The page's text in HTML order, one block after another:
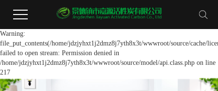
Warning:
file_put_contents(/home/jdzjyhxt1j2dmz8j7yth8x3t/wwwroot/source/cache/
failed to open stream: Permission denied in
/home/jdzjyhxt1j2dmz8j7yth8x3t/wwwroot/source/model/api.class.php on line
217